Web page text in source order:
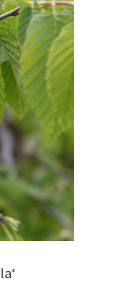
Optionen
können
auf
der
Produktseite
gewählt
werden